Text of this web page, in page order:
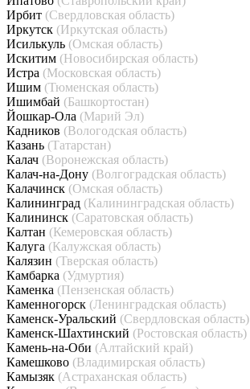
Ирбит (Свердловская область)
Иркутск (Иркутская область)
Исилькуль (Омская область)
Искитим (Новосибирская область)
Истра (Московская область)
Ишим (Тюменская область)
Ишимбай (Башкортостан)
Йошкар-Ола (Марий Эл)
Кадников (Вологодская область)
Казань (Татарстан)
Калач (Воронежская область)
Калач-на-Дону (Волгоградская область)
Калачинск (Омская область)
Калининград (Калининградская область)
Калининск (Саратовская область)
Калтан (Кемеровская область)
Калуга (Калужская область)
Калязин (Тверская область)
Камбарка (Удмуртия)
Каменка (Пензенская область)
Каменногорск (Ленинградская область)
Каменск-Уральский (Свердловская область)
Каменск-Шахтинский (Ростовская область)
Камень-на-Оби (Алтайский край)
Камешково (Владимирская область)
Камызяк (Астраханская область)